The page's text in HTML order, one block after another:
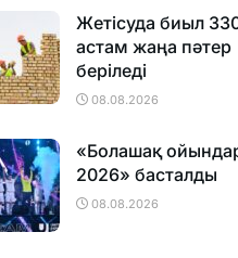
Жетісуда биыл
астам жаңа пәтер
беріледі
08.08.2026
«Болашақ
2026» басталды
08.08.2026